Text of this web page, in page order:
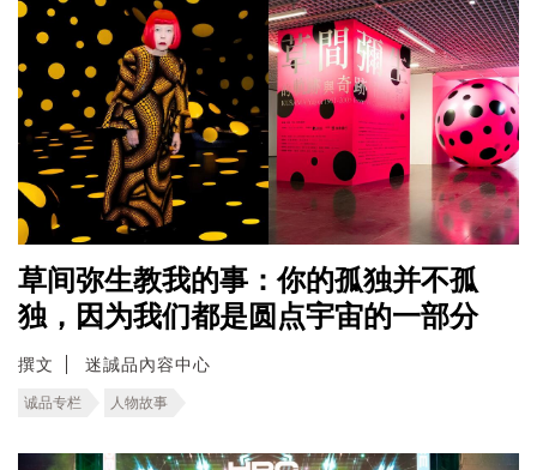
草间弥生教我的事：你的孤独并不孤
独，因为我们都是圆点宇宙的一部分
撰文 迷誠品內容中心
诚品专栏 人物故事